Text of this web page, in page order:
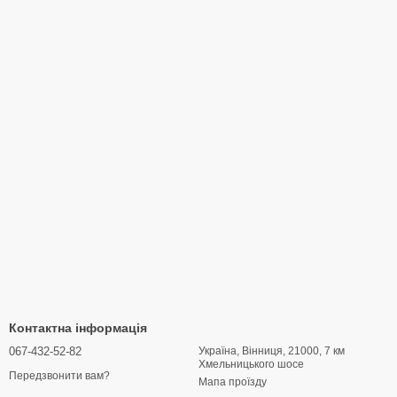
Контактна інформація
067-432-52-82
Передзвонити вам?
Україна, Вінниця, 21000, 7 км
Хмельницького шосе
Мапа проїзду